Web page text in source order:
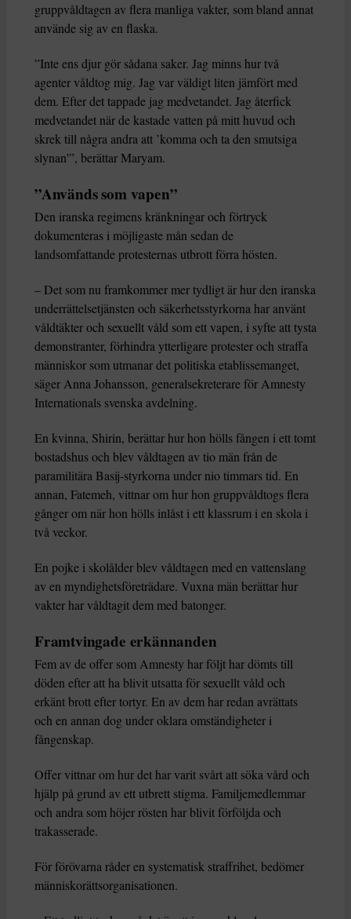
gruppvåldtagen av flera manliga vakter, som bland annat
använde sig av en flaska.
”Inte ens djur gör sådana saker. Jag minns hur två
agenter våldtog mig. Jag var väldigt liten jämfört med
dem. Efter det tappade jag medvetandet. Jag återfick
medvetandet när de kastade vatten på mitt huvud och
skrek till några andra att ’komma och ta den smutsiga
slynan'”, berättar Maryam.
”Används som vapen”
Den iranska regimens kränkningar och förtryck
dokumenteras i möjligaste mån sedan de
landsomfattande protesternas utbrott förra hösten.
– Det som nu framkommer mer tydligt är hur den iranska
underrättelsetjänsten och säkerhetsstyrkorna har använt
våldtäkter och sexuellt våld som ett vapen, i syfte att tysta
demonstranter, förhindra ytterligare protester och straffa
människor som utmanar det politiska etablissemanget,
säger Anna Johansson, generalsekreterare för Amnesty
Internationals svenska avdelning.
En kvinna, Shirin, berättar hur hon hölls fången i ett tomt
bostadshus och blev våldtagen av tio män från de
paramilitära Basij-styrkorna under nio timmars tid. En
annan, Fatemeh, vittnar om hur hon gruppvåldtogs flera
gånger om när hon hölls inlåst i ett klassrum i en skola i
två veckor.
En pojke i skolålder blev våldtagen med en vattenslang
av en myndighetsföreträdare. Vuxna män berättar hur
vakter har våldtagit dem med batonger.
Framtvingade erkännanden
Fem av de offer som Amnesty har följt har dömts till
döden efter att ha blivit utsatta för sexuellt våld och
erkänt brott efter tortyr. En av dem har redan avrättats
och en annan dog under oklara omständigheter i
fångenskap.
Offer vittnar om hur det har varit svårt att söka vård och
hjälp på grund av ett utbrett stigma. Familjemedlemmar
och andra som höjer rösten har blivit förföljda och
trakasserade.
För förövarna råder en systematisk straffrihet, bedömer
människorättsorganisationen.